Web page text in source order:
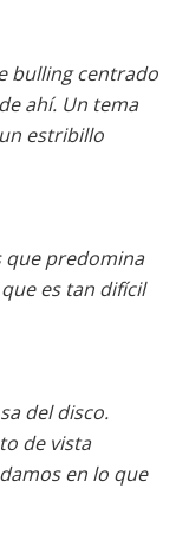
bulling centrado
ahí. Un tema
estribillo
que predomina
es tan difícil
del disco.
de vista
en lo que